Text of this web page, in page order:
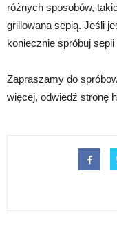
różnych sposobów,
grillowana sepią. Jeśli
koniecznie spróbuj
Zapraszamy do
więcej, odwiedź stronę